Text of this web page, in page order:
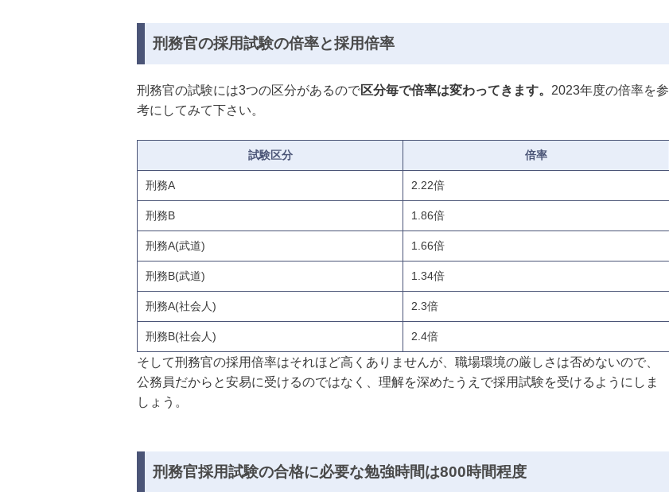
刑務官の採用試験の倍率と採用倍率
刑務官の試験には3つの区分があるので区分毎で倍率は変わってきます。 2023年度の倍率を参
考にしてみて下さい。
試験区分 倍率
刑務A 2.22倍
刑務B 1.86倍
刑務A(武道) 1.66倍
刑務B(武道) 1.34倍
刑務A(社会人) 2.3倍
刑務B(社会人) 2.4倍
そして刑務官の採用倍率はそれほど高くありませんが、職場環境の厳しさは否めないので、
公務員だからと安易に受けるのではなく、理解を深めたうえで採用試験を受けるようにしま
しょう。
刑務官採用試験の合格に必要な勉強時間は800時間程度